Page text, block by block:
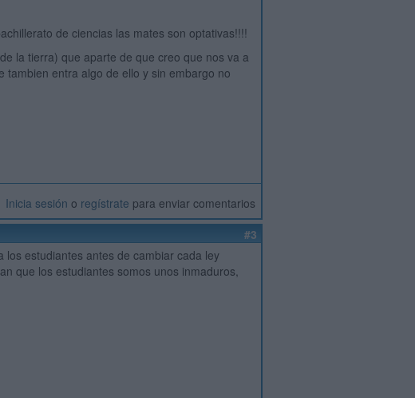
de ciencias las mates son optativas!!!!
la tierra) que aparte de que creo que nos va a
entra algo de ello y sin embargo no
Inicia sesión o regístrate para enviar comentarios
#3
estudiantes antes de cambiar cada ley
que los estudiantes somos unos inmaduros,